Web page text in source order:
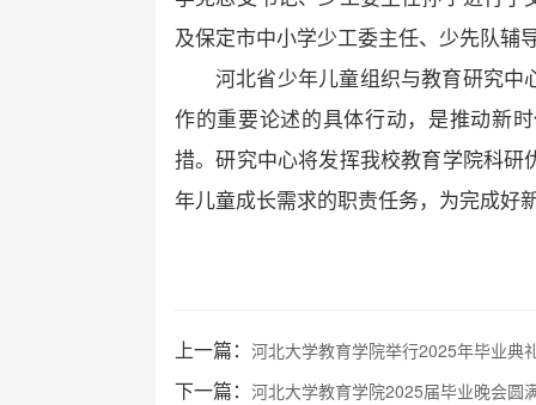
及保定市中小学少工委主任、少先队辅
河北省少年儿童组织与教育研究中
作的重要论述的具体行动，是推动新
措。研究中心将发挥我校教育学院科
年儿童成长需求的职责任务，为完成好
上一篇： 河北大学教育学院举行2025年毕业典
下一篇： 河北大学教育学院2025届毕业晚会圆